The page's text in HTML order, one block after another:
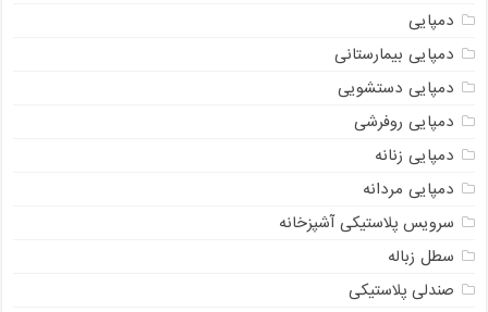
دمپایی
دمپایی بیمارستانی
دمپایی دستشویی
دمپایی روفرشی
دمپایی زنانه
دمپایی مردانه
سرویس پلاستیکی آشپزخانه
سطل زباله
صندلی پلاستیکی